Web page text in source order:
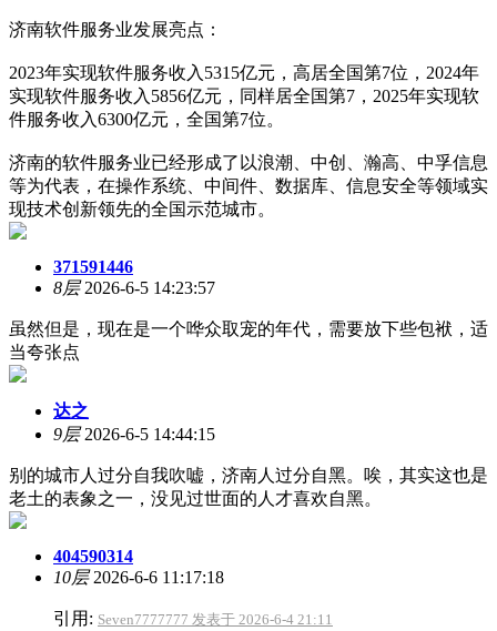
济南软件服务业发展亮点：
2023年实现软件服务收入5315亿元，高居全国第7位，2024年
实现软件服务收入5856亿元，同样居全国第7，2025年实现软
件服务收入6300亿元，全国第7位。
济南的软件服务业已经形成了以浪潮、中创、瀚高、中孚信息
等为代表，在操作系统、中间件、数据库、信息安全等领域实
现技术创新领先的全国示范城市。
371591446
8层2026-6-5 14:23:57
虽然但是，现在是一个哗众取宠的年代，需要放下些包袱，适
当夸张点
达之
9层2026-6-5 14:44:15
别的城市人过分自我吹嘘，济南人过分自黑。唉，其实这也是
老土的表象之一，没见过世面的人才喜欢自黑。
404590314
10层2026-6-6 11:17:18
引用: Seven7777777 发表于 2026-6-4 21:11